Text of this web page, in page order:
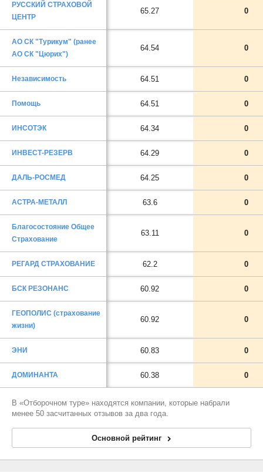
РУССКИЙ СТРАХОВОЙ
ЦЕНТР
65.27 0
АО СК "Турикум" (ранее
АО СК "Цюрих")
64.54 0
Независимость 64.51 0
Помощь 64.51 0
ИНСОТЭК 64.34 0
ИНВЕСТ-РЕЗЕРВ 64.29 0
ДАЛЬ-РОСМЕД 64.25 0
АСТРА-МЕТАЛЛ 63.6 0
Благосостояние Общее
Страхование
63.11 0
РЕГАРД СТРАХОВАНИЕ 62.2 0
БСК РЕЗОНАНС 60.92 0
ГЕОПОЛИС (страхование
жизни)
60.92 0
ЭНИ 60.83 0
ДОМИНАНТА 60.38 0
В «Отборочном туре» находятся компании, которые набрали
менее 50 засчитанных отзывов за два года.
Основной рейтинг